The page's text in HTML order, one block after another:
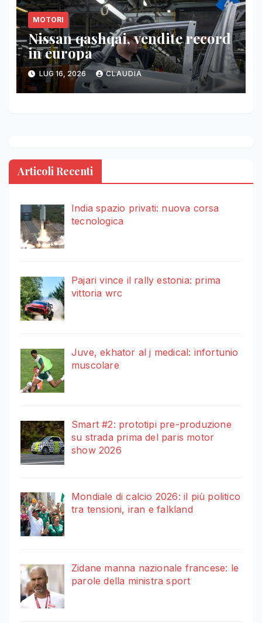
MOTORI
Nissan qashqai, vendite record
in europa
LUG 16, 2026 CLAUDIA
Articoli Recenti
India spazio privati: nuova corsa
tecnologica
Pajari vince il rally estonia: prima
vittoria wrc
Juve, ekhator al j medical: infortunio
muscolare
Smart #2: prototipi pre-produzione
su strada prima del paris motor
show 2026
Mondiale di calcio 2026: il più politico
tra tensioni, iran e falkland
Zidane manna nazionale francese: le
parole della ministra sport